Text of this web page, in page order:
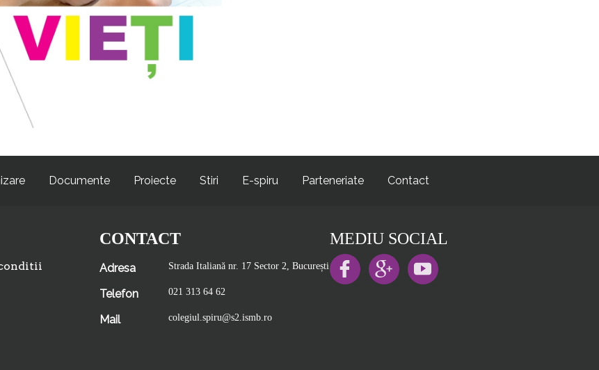
Documente Proiecte Stiri E-spiru Parteneriate Contact
CONTACT
Adresa Strada Italiană nr. 17 Sector 2, București
Telefon 021 313 64 62
Mail colegiul.spiru@s2.ismb.ro
MEDIU SOCIAL